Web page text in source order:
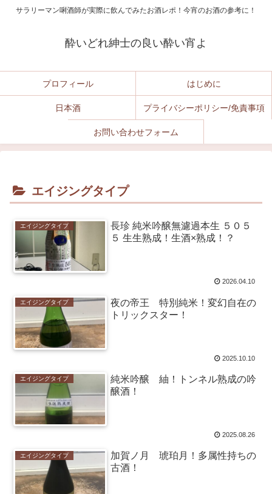
サラリーマン唎酒師が実際に飲んでみたお酒レポ！今宵のお酒の参考に！
酔いどれ紳士の良い酔い宵よ
プロフィール はじめに
日本酒 プライバシーポリシー/免責事項
お問い合わせフォーム
エイジングタイプ
エイジングタイプ
長珍 純米吟醸無濾過本生 ５０５
５ 生生熟成！生酒×熟成！？
2026.04.10
エイジングタイプ
夜の帝王 特別純米！変幻自在の
トリックスター！
2025.10.10
エイジングタイプ
純米吟醸 紬！トンネル熟成の吟
醸酒！
2025.08.26
エイジングタイプ
加賀ノ月 琥珀月！多属性持ちの
古酒！